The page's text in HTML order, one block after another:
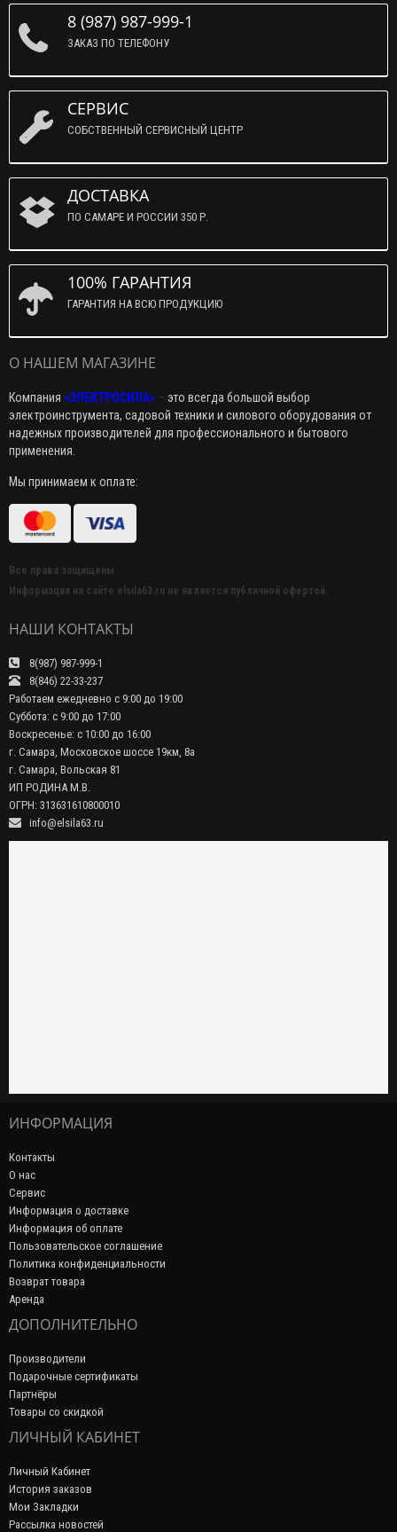
8 (987) 987-999-1
ЗАКАЗ ПО ТЕЛЕФОНУ
СЕРВИС
СОБСТВЕННЫЙ СЕРВИСНЫЙ ЦЕНТР
ДОСТАВКА
ПО САМАРЕ И РОССИИ 350 Р.
100% ГАРАНТИЯ
ГАРАНТИЯ НА ВСЮ ПРОДУКЦИЮ
О НАШЕМ МАГАЗИНЕ
Компания «ЭЛЕКТРОСИЛА» – это всегда большой выбор
электроинструмента, садовой техники и силового оборудования от
надежных производителей для профессионального и бытового
применения.
Мы принимаем к оплате:
Все права защищены.
Информация на сайте elsila63.ru не является публичной офертой.
НАШИ КОНТАКТЫ
8(987) 987-999-1
8(846) 22-33-237
Работаем ежедневно с 9:00 до 19:00
Суббота: с 9:00 до 17:00
Воскресенье: с 10:00 до 16:00
г. Самара, Московское шоссе 19км, 8а
г. Самара, Вольская 81
ИП РОДИНА М.В.
ОГРН: 313631610800010
info@elsila63.ru
ИНФОРМАЦИЯ
Контакты
О нас
Сервис
Информация о доставке
Информация об оплате
Пользовательское соглашение
Политика конфиденциальности
Возврат товара
Аренда
ДОПОЛНИТЕЛЬНО
Производители
Подарочные сертификаты
Партнёры
Товары со скидкой
ЛИЧНЫЙ КАБИНЕТ
Личный Кабинет
История заказов
Мои Закладки
Рассылка новостей